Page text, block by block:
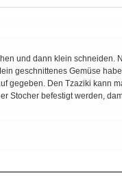
und dann klein schneiden.
geschnittenes Gemüse
gegeben. Den Tzaziki kann
Stocher befestigt werden,